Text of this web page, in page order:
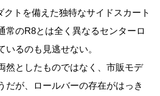
トを備えた独特なサイドスカート
常のR8とは全く異なるセンターロ
いるのも見逃せない。
然としたものではなく、市販モデ
だが、ロールバーの存在がはっき